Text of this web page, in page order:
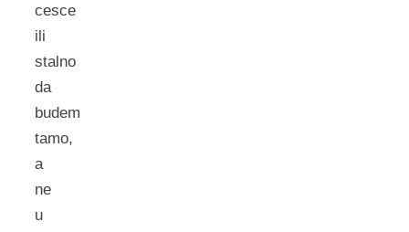
cesce
ili
stalno
da
budem
tamo,
a
ne
u